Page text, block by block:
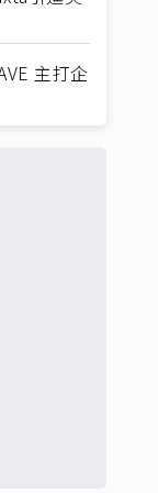
主打企